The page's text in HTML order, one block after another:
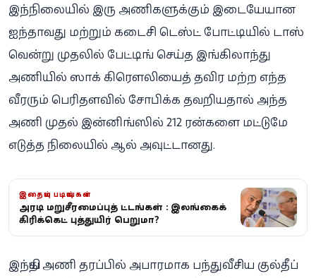
இந்நிலையில் இரு அணிகளுக்கும் இடையேயான
ஐந்தாவது மற்றும் கடைசி டெஸ்ட் போட்டியில் டாஸ்
வென்று முதலில் பேட்டிங் செய்த இங்கிலாந்து
அணியில் ஸாக் கிரௌலியைத் தவிர மற்ற எந்த
வீரரும் பெரிதளவில் சோபிக்க தவறியதால் அந்த
அணி முதல் இன்னிங்ஸில் 212 ரன்களை மட்டுமே
எடுத்த நிலையில் ஆல் அவுட்டானது.
இதையும் படியுங்கள்
அதிரடி மறுசீரமைப்புத் திட்டங்கள் : இலங்கைக்
கிரிக்கெட் புத்துயிர் பெறுமா?
இந்திய அணி தரப்பில் அபாரமாக பந்துவீசிய குல்தீப்